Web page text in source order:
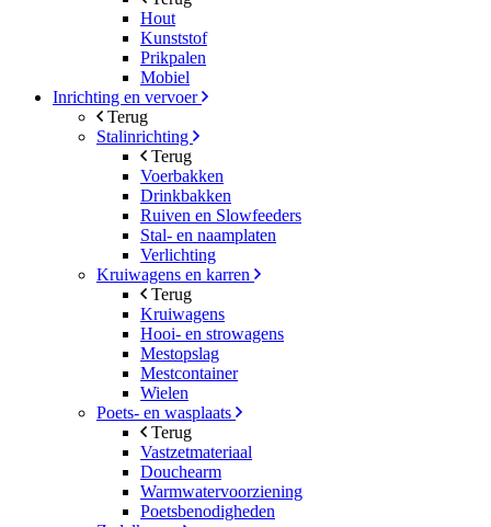
Hout
Kunststof
Prikpalen
Mobiel
Inrichting en vervoer
Terug
Stalinrichting
Terug
Voerbakken
Drinkbakken
Ruiven en Slowfeeders
Stal- en naamplaten
Verlichting
Kruiwagens en karren
Terug
Kruiwagens
Hooi- en strowagens
Mestopslag
Mestcontainer
Wielen
Poets- en wasplaats
Terug
Vastzetmateriaal
Douchearm
Warmwatervoorziening
Poetsbenodigheden